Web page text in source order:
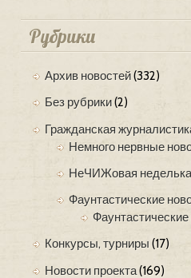
Рубрики
Архив новостей(332)
Без рубрики(2)
Гражданская
Немного нервные
НеЧИЖовая
Фаунтастические
Конкурсы, турниры (17)
Новости проекта(169)